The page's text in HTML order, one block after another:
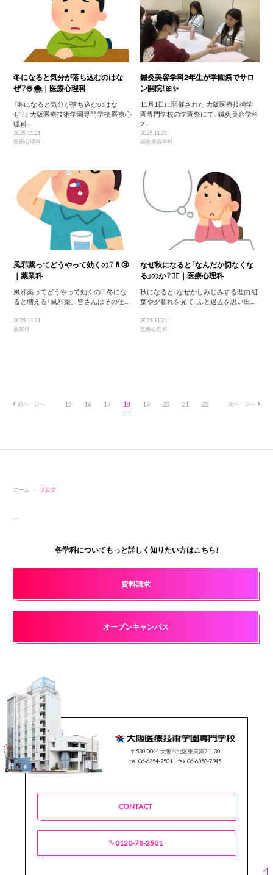
冬になると気分が落ち込むのはな
ぜ？☃️🌨️｜医療心理科
『冬になると気分が落ち込むのはな
ぜ？』 大阪医療技術学園専門学校 医療心
理科...
2025.11.21
医療心理科
鍼灸美容学科2年生が学園祭でサロ
ン開院！🎀✨
11月1日に開催された 大阪医療技術学
園専門学校の学園祭にて、 鍼灸美容学科
2...
2025.11.21
鍼灸美容学科
風邪薬ってどうやって効くの？💊🤧
｜薬業科
風邪薬ってどうやって効くの？ 冬にな
ると増える「風邪薬」、皆さんはその仕...
2025.11.21
薬業科
なぜ秋になると「なんだか切なくな
る」のか？😮‍💨｜医療心理科
秋になると、なぜかしみじみする理由 紅
葉や夕暮れを見て、ふと過去を思い出...
2025.11.21
医療心理科
前ページへ 15 16 17 18 19 20 21 22 次ページへ
ホーム ブログ
各学科についてもっと詳しく知りたい方はこちら!
資料請求
オープンキャンパス
〒530-0044 大阪市北区東天満2-1-30
tel.06-6354-2501 fax.06-6358-7945
CONTACT
0120-78-2501